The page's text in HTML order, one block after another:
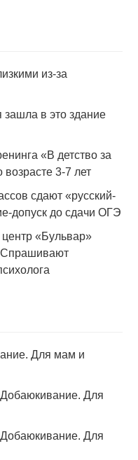
из-за
зашла в это здание
«В детство за
3-7 лет
сдают «русский-
допуск до сдачи ОГЭ
«Бульвар»
Спрашивают
Для мам и
Добаюкивание. Для
Добаюкивание. Для